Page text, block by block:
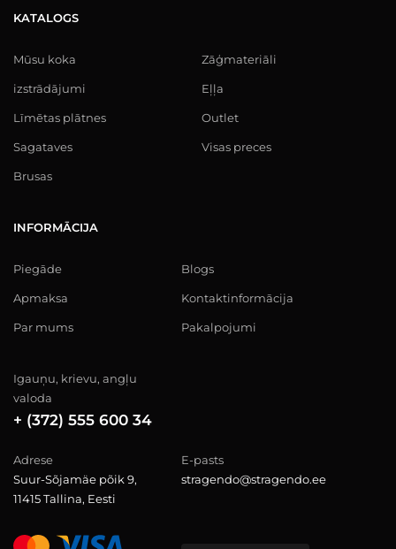
KATALOGS
Mūsu koka
izstrādājumi
Līmētas plātnes
Sagataves
Brusas
Zāģmateriāli
Eļļa
Outlet
Visas preces
INFORMĀCIJA
Piegāde
Apmaksa
Par mums
Blogs
Kontaktinformācija
Pakalpojumi
Igauņu, krievu, angļu
valoda
+ (372) 555 600 34
Adrese
Suur-Sõjamäe põik 9,
11415 Tallina, Eesti
E-pasts
stragendo@stragendo.ee